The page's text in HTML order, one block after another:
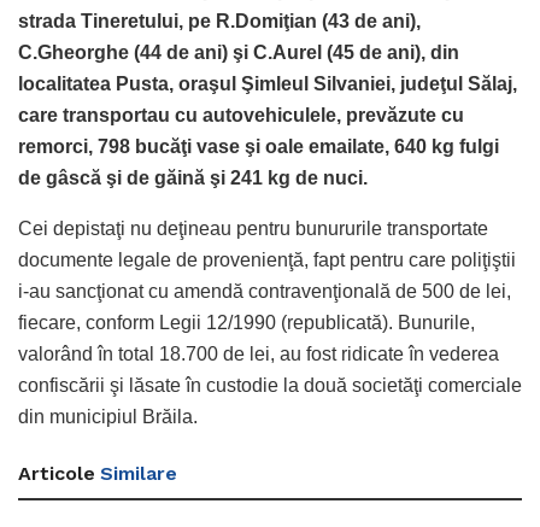
strada Tineretului, pe R.Domiţian (43 de ani),
C.Gheorghe (44 de ani) şi C.Aurel (45 de ani), din
localitatea Pusta, oraşul Şimleul Silvaniei, judeţul Sălaj,
care transportau cu autovehiculele, prevăzute cu
remorci, 798 bucăţi vase şi oale emailate, 640 kg fulgi
de gâscă şi de găină şi 241 kg de nuci.
Cei depistaţi nu deţineau pentru bunururile transportate
documente legale de provenienţă, fapt pentru care poliţiştii
i-au sancţionat cu amendă contravenţională de 500 de lei,
fiecare, conform Legii 12/1990 (republicată). Bunurile,
valorând în total 18.700 de lei, au fost ridicate în vederea
confiscării şi lăsate în custodie la două societăţi comerciale
din municipiul Brăila.
Articole Similare